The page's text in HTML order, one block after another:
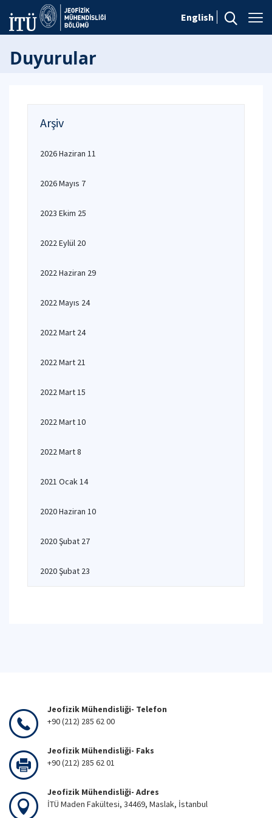
English
Duyurular
Arşiv
2026 Haziran 11
2026 Mayıs 7
2023 Ekim 25
2022 Eylül 20
2022 Haziran 29
2022 Mayıs 24
2022 Mart 24
2022 Mart 21
2022 Mart 15
2022 Mart 10
2022 Mart 8
2021 Ocak 14
2020 Haziran 10
2020 Şubat 27
2020 Şubat 23
Jeofizik Mühendisliği- Telefon
+90 (212) 285 62 00
Jeofizik Mühendisliği- Faks
+90 (212) 285 62 01
Jeofizik Mühendisliği- Adres
İTÜ Maden Fakültesi, 34469, Maslak, İstanbul